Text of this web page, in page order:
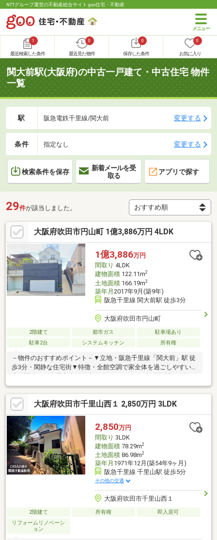
NTTグループ運営の不動産総合サイト goo住宅・不動産
1
最近検索した条件
0
最近見た物件
0
保存した条件
0
お気に入り
関大前駅(大阪府)の中古一戸建て・中古住宅 物件
一覧
駅 阪急電鉄千里線/関大前 変更する
条件 指定なし 変更する
検索条件を保存
新着メールを受
取る
アプリで探す
29件が該当しました。
大阪府吹田市円山町 1億3,886万円 4LDK
1億3,886万円
間取り 4LDK
建物面積122.11m2
土地面積166.19m2
築年月 2017年9月(築9年)
阪急千里線 関大前駅 徒歩3分
大阪府吹田市円山町
2階建て 都市ガス
駐車場あり
駐車2台
システムキッチン 所有権
－物件のおすすめポイント－▼立地・阪急千里線「関大前」駅 徒
歩3分・閑静な住宅街▼特徴・全館空調で家全体を過ごしやすい温
増えるリビング階段仕様・お子様の遊び場としても利用できる小
上がりスペース有・SICやパントリーなど収納豊富・開放感あふれ
るプライベートテラス付・ガレージ2台分有(ハイルーフ可／車種
による)▼設備・Miele製食洗機・浴室1620サイズ※別途、車庫面積
31.45平米有■ ご希望の住まい探しをお手伝いします
━━━━━・・・物件の詳細・ご相談はお気軽にお問い合わせく
ださい。
大阪府吹田市千里山西１ 2,850万円 3LDK
2,850万円
間取り 3LDK
建物面積78.29m2
土地面積86.98m2
築年月 1971年12月(築54年9ヶ月)
阪急千里線 千里山駅 徒歩5分
その他の交通
大阪府吹田市千里山西１
2階建て 所有権
即入居可
リフォームリノベーシ
ョン